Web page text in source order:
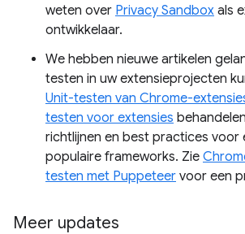
weten over Privacy Sandbox als
ontwikkelaar.
We hebben nieuwe artikelen
testen in uw extensieprojecten
Unit-testen van Chrome-
testen voor extensies
richtlijnen en best practices voor
populaire frameworks. Zie
testen met Puppeteer voor een
Meer updates